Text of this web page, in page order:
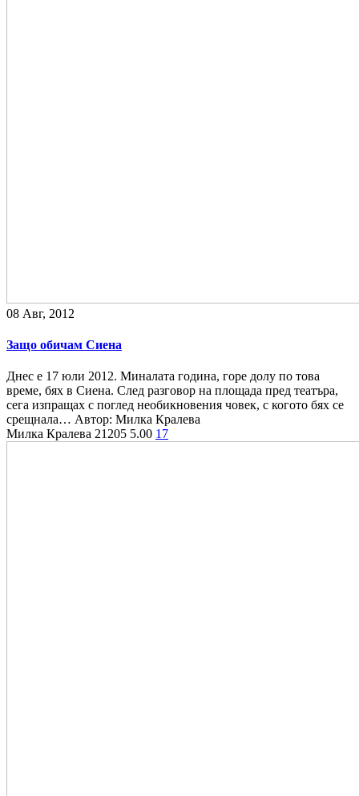
08 Авг, 2012
Защо обичам Сиена
Днес е 17 юли 2012. Миналата година, горе долу по това
време, бях в Сиена. След разговор на площада пред театъра,
сега изпращах с поглед необикновения човек, с когото бях се
срещнала… Автор: Милка Кралева
Милка Кралева 21205 5.00 17